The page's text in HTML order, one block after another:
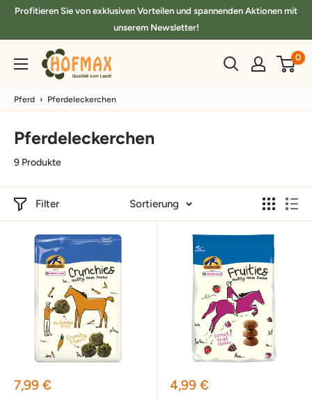
DirektProfitieren Sie von exklusiven Vorteilen und spannenden Aktionen mit
unserem Newsletter!
hofmax.de 0
Pferd › Pferdeleckerchen
Pferdeleckerchen
9 Produkte
Filter Sortierung
Sonderpreis
7,99 € Sonderpreis
4,99 €